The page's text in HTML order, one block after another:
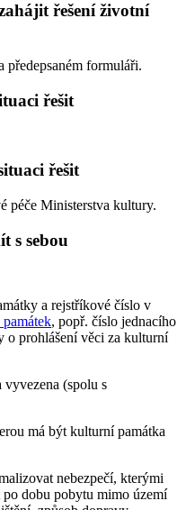
řešení životní
předepsaném formuláři.
řešit
řešit
péče Ministerstva kultury.
s sebou
a rejstříkové číslo v
, popř. číslo jednacího
o prohlášení věci za kulturní
vyvezena (spolu s
má být kulturní památka
nebezpečí, kterými
dobu pobytu mimo území